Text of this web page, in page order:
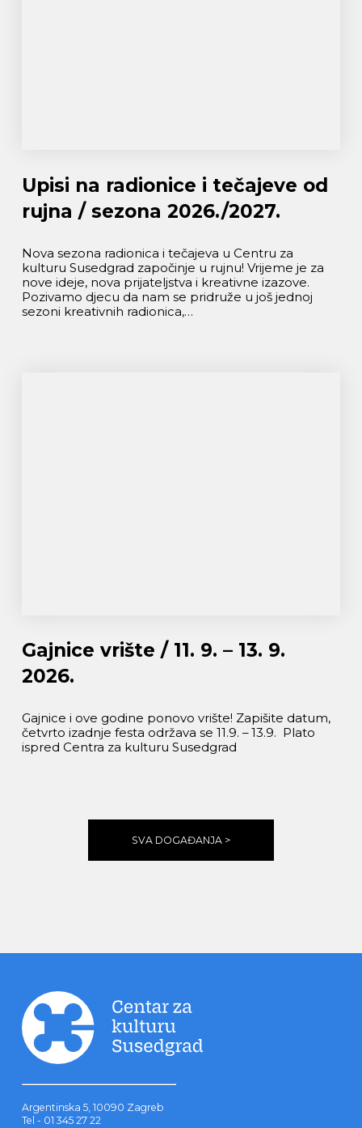
Upisi na radionice i tečajeve od
rujna / sezona 2026./2027.
Nova sezona radionica i tečajeva u Centru za
kulturu Susedgrad započinje u rujnu! Vrijeme je za
nove ideje, nova prijateljstva i kreativne izazove.
Pozivamo djecu da nam se pridruže u još jednoj
sezoni kreativnih radionica,…
Gajnice vrište / 11. 9. – 13. 9.
2026.
Gajnice i ove godine ponovo vrište! Zapišite datum,
četvrto izadnje festa održava se 11.9. – 13.9. Plato
ispred Centra za kulturu Susedgrad
SVA DOGAĐANJA >
Argentinska 5, 10090 Zagreb
Tel - 01 345 27 22